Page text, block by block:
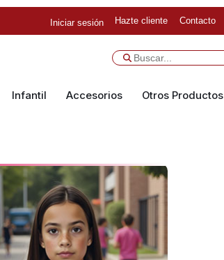
Iniciar sesión Hazte cliente Contacto
Infantil Accesorios Otros Productos